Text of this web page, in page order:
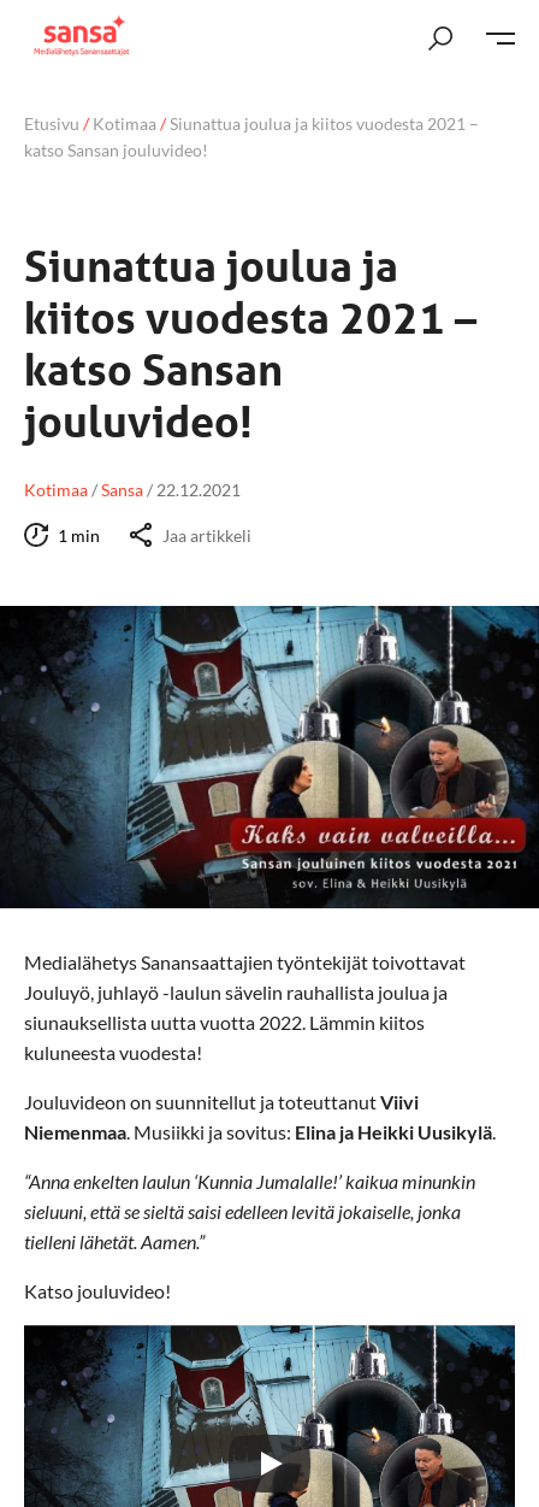
Etusivu /Kotimaa/Siunattua joulua ja kiitos vuodesta 2021 –
katso Sansan jouluvideo!
Siunattua joulua ja
kiitos vuodesta 2021 –
katso Sansan
jouluvideo!
Kotimaa/Sansa/ 22.12.2021
1 min Jaa artikkeli
Medialähetys Sanansaattajien työntekijät toivottavat
Jouluyö, juhlayö -laulun sävelin rauhallista joulua ja
siunauksellista uutta vuotta 2022. Lämmin kiitos
kuluneesta vuodesta!
Jouluvideon on suunnitellut ja toteuttanutViivi
Niemenmaa. Musiikki ja sovitus: Elina ja Heikki Uusikylä.
“Anna enkelten laulun ‘Kunnia Jumalalle!’ kaikua minunkin
sieluuni, että se sieltä saisi edelleen levitä jokaiselle, jonka
tielleni lähetät. Aamen.”
Katso jouluvideo!